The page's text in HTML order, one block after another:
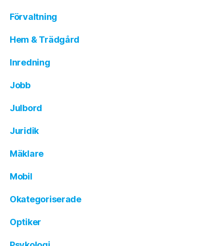
Förvaltning
Hem & Trädgård
Inredning
Jobb
Julbord
Juridik
Mäklare
Mobil
Okategoriserade
Optiker